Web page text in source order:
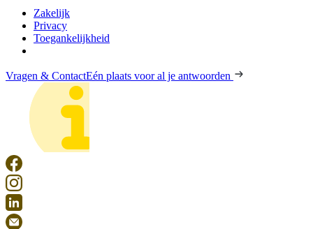
Zakelijk
Privacy
Toegankelijkheid
Vragen & ContactEén plaats voor al je antwoorden